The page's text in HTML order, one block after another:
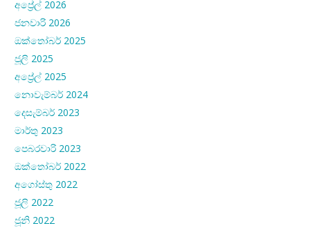
අප්‍රේල් 2026
ජනවාරි 2026
ඔක්තෝබර් 2025
ජූලි 2025
අප්‍රේල් 2025
නොවැම්බර් 2024
දෙසැම්බර් 2023
මාර්තු 2023
පෙබරවාරි 2023
ඔක්තෝබර් 2022
අගෝස්තු 2022
ජූලි 2022
ජූනි 2022